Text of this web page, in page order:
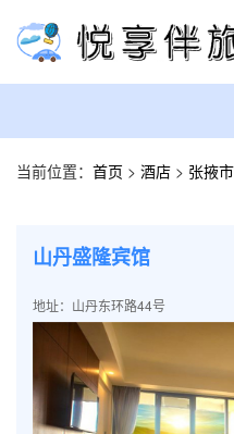
当前位置： 首页 > 酒店 > 张掖
山丹盛隆宾馆
地址：山丹东环路44号